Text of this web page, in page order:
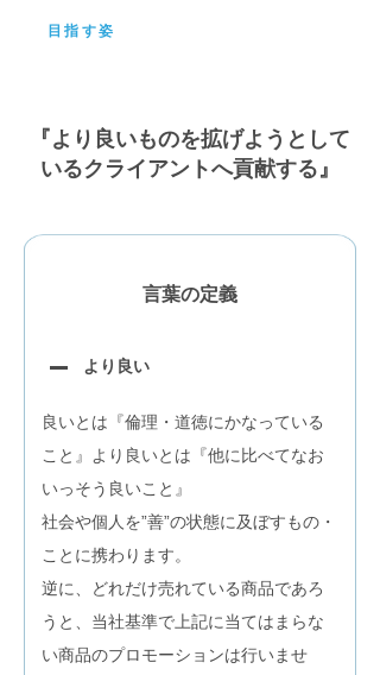
目指す姿
『より良いものを拡げようとして
いるクライアントへ貢献する』
言葉の定義​
より良い
良いとは『倫理・道徳にかなっている
こと』より良いとは『他に比べてなお
いっそう良いこと』
社会や個人を”善”の状態に及ぼすもの・
ことに携わります。
逆に、どれだけ売れている商品であろ
うと、当社基準で上記に当てはまらな
い商品のプロモーションは行いませ